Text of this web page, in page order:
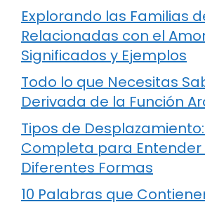
Explorando las Familias
Relacionadas con el
Significados y Ejemplos
Todo lo que Necesitas
Derivada de la Función
Tipos de
Completa para Entender
Diferentes Formas
10 Palabras que